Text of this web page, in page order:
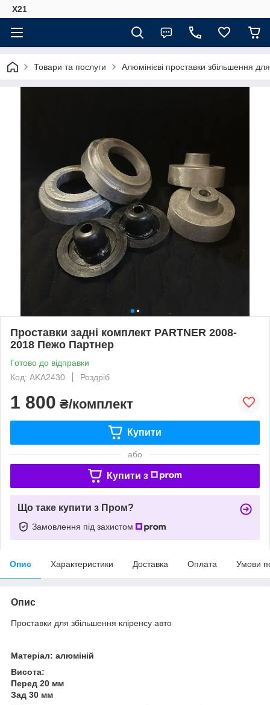
Х21
Товари та послуги Алюмінієві проставки збільшення
Проставки задні комплект PARTNER 2008-
2018 Пежо Партнер
Готово до відправки
Код: AKA2430
Роздріб
1 800 ₴/комплект
Купити
або
Купити з
Що таке купити з Пром?
Замовлення під захистом
Опис Характеристики Доставка Оплата Умови
Опис
Проставки для збільшення кліренсу авто
Матеріал: алюміній
Висота:
Перед 20 мм
Зад 30 мм